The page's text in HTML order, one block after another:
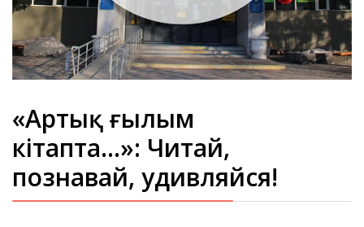
«Артық ғылым
кітапта...»: Читай,
познавай, удивляйся!